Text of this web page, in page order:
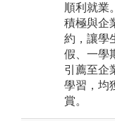
順利就業
積極與企
約，讓學
假、一學
引薦至企
學習，均
賞。